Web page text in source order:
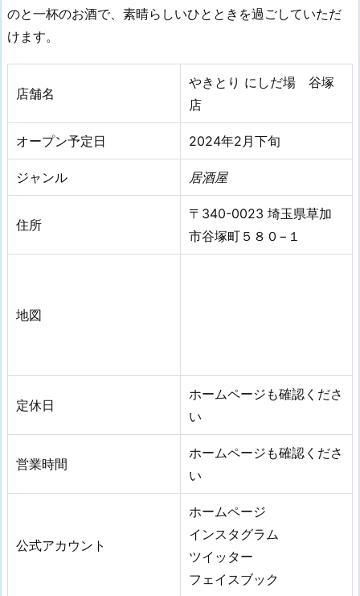
のと一杯のお酒で、素晴らしいひとときを過ごしていただ
けます。
店舗名
やきとり にしだ場 谷塚
店
オープン予定日 2024年2月下旬
ジャンル 居酒屋
住所
〒340-0023 埼玉県草加
市谷塚町５８０−１
地図
定休日
ホームページも確認くださ
い
営業時間
ホームページも確認くださ
い
公式アカウント
ホームページ
インスタグラム
ツイッター
フェイスブック